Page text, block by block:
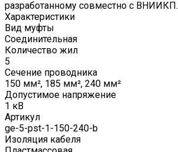
разработанному совместно с ВНИИКП.
Характеристики
Вид муфты
Соединительная
Количество жил
5
Сечение проводника
150 мм², 185 мм², 240 мм²
Допустимое напряжение
1 кВ
Артикул
ge-5-pst-1-150-240-b
Изоляция кабеля